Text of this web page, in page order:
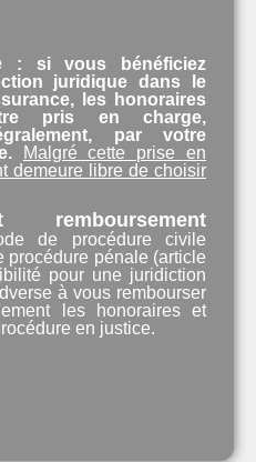
:
si vous bénéficiez
juridique dans le
les honoraires
pris en charge,
par votre
Malgré cette prise en
demeure libre de choisir
remboursement
de procédure civile
procédure pénale (article
pour une juridiction
à vous rembourser
les honoraires et
en justice.